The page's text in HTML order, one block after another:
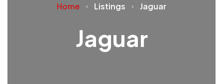
Home Listings Jaguar
Jaguar